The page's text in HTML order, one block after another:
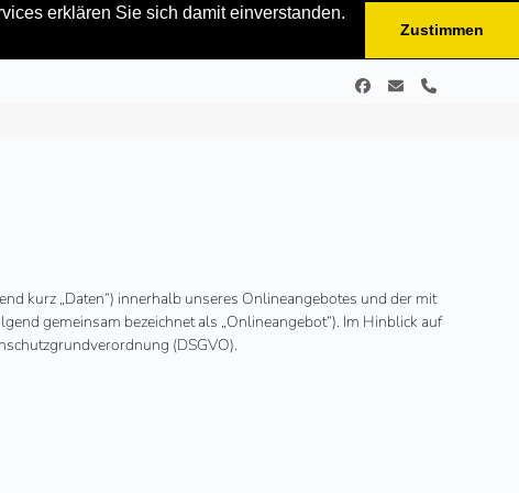
erklären Sie sich damit einverstanden.
Zustimmen
Facebook
E- Telefon
kurz „Daten“) innerhalb unseres Onlineangebotes und der mit
gemeinsam bezeichnet als „Onlineangebot“). Im Hinblick auf
(DSGVO).